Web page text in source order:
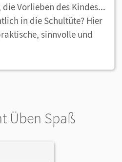
Vorlieben des Kindes...
in die Schultüte? Hier
sinnvolle und
Üben Spaß